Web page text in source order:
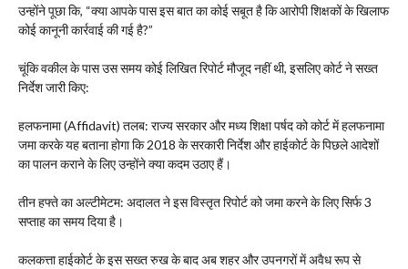
उन्होंने पूछा कि, “क्या आपके पास इस बात का कोई सबूत है कि आरोपी शिक्षकों के खिलाफ
कोई कानूनी कार्रवाई की गई है?”
​चूंकि वकील के पास उस समय कोई लिखित रिपोर्ट मौजूद नहीं थी, इसलिए कोर्ट ने सख्त
निर्देश जारी किए:
​हलफनामा (Affidavit) तलब: राज्य सरकार और मध्य शिक्षा पर्षद को कोर्ट में हलफनामा
जमा करके यह बताना होगा कि 2018 के सरकारी निर्देश और हाईकोर्ट के पिछले आदेशों
का पालन कराने के लिए उन्होंने क्या कदम उठाए हैं।
​तीन हफ्ते का अल्टीमेटम: अदालत ने इस विस्तृत रिपोर्ट को जमा करने के लिए सिर्फ 3
सप्ताह का समय दिया है।
​कलकत्ता हाईकोर्ट के इस सख्त रुख के बाद अब शहर और उपनगरों में अवैध रूप से